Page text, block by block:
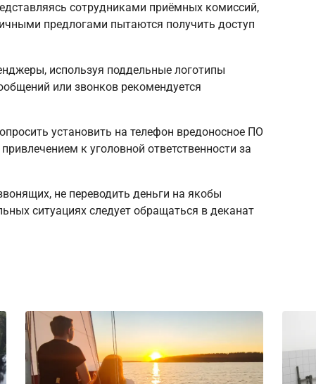
сотрудниками приёмных комиссий,
предлогами пытаются получить доступ
используя поддельные логотипы
или звонков рекомендуется
установить на телефон вредоносное ПО
к уголовной ответственности за
не переводить деньги на якобы
ситуациях следует обращаться в деканат